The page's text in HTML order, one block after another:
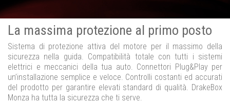
La massima protezione al primo posto
Sistema di protezione attiva del motore per il massimo della
sicurezza nella guida. Compatibilità totale con tutti i sistemi
elettrici e meccanici della tua auto. Connettori Plug&Play per
un’installazione semplice e veloce. Controlli costanti ed accurati
del prodotto per garantire elevati standard di qualità. DrakeBox
Monza ha tutta la sicurezza che ti serve.